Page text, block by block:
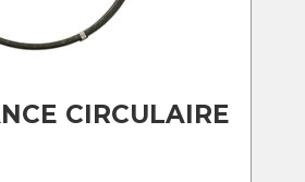
CIRCULAIRE